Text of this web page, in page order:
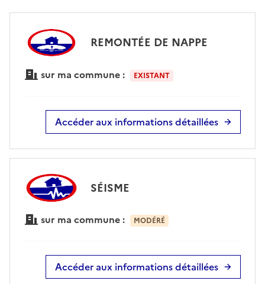
REMONTÉE DE NAPPE
sur ma commune : EXISTANT
Accéder aux informations détaillées
SÉISME
sur ma commune : MODÉRÉ
Accéder aux informations détaillées